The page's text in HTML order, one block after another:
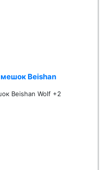
Beishan
Beishan Wolf +2